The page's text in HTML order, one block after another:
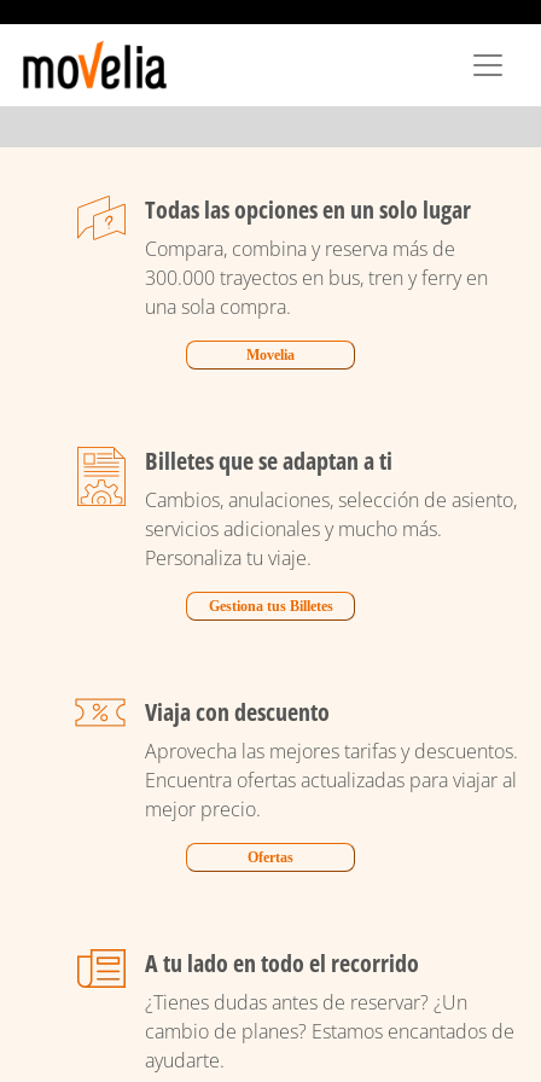
principal
Todas las opciones en un solo lugar
Compara, combina y reserva más de
300.000 trayectos en bus, tren y ferry en
una sola compra.
Movelia
Billetes que se adaptan a ti
Cambios, anulaciones, selección de asiento,
servicios adicionales y mucho más.
Personaliza tu viaje.
Gestiona tus Billetes
Viaja con descuento
Aprovecha las mejores tarifas y descuentos.
Encuentra ofertas actualizadas para viajar al
mejor precio.
Ofertas
A tu lado en todo el recorrido
¿Tienes dudas antes de reservar? ¿Un
cambio de planes? Estamos encantados de
ayudarte.